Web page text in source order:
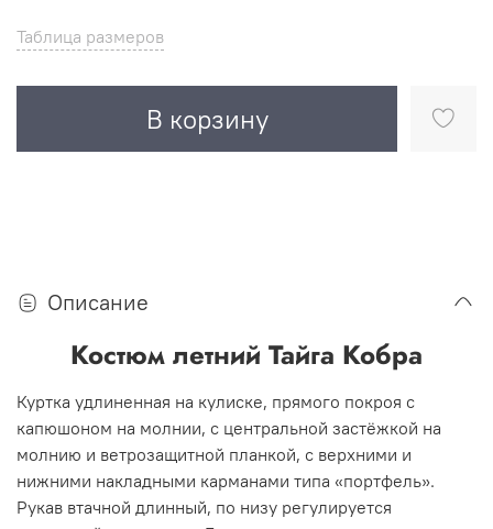
Таблица размеров
В корзину
Описание
Костюм летний Тайга Кобра
Куртка удлиненная на кулиске, прямого покроя с
капюшоном на молнии, с центральной застёжкой на
молнию и ветрозащитной планкой, с верхними и
нижними накладными карманами типа «портфель».
Рукав втачной длинный, по низу регулируется